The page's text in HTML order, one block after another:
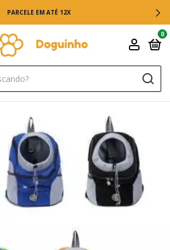
PARCELE EM ATÉ 12X
0